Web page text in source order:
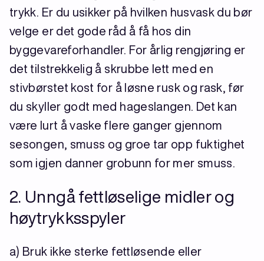
trykk. Er du usikker på hvilken husvask du bør
velge er det gode råd å få hos din
byggevareforhandler. For årlig rengjøring er
det tilstrekkelig å skrubbe lett med en
stivbørstet kost for å løsne rusk og rask, før
du skyller godt med hageslangen. Det kan
være lurt å vaske flere ganger gjennom
sesongen, smuss og groe tar opp fuktighet
som igjen danner grobunn for mer smuss.
2. Unngå fettløselige midler og
høytrykksspyler
a) Bruk ikke sterke fettløsende eller